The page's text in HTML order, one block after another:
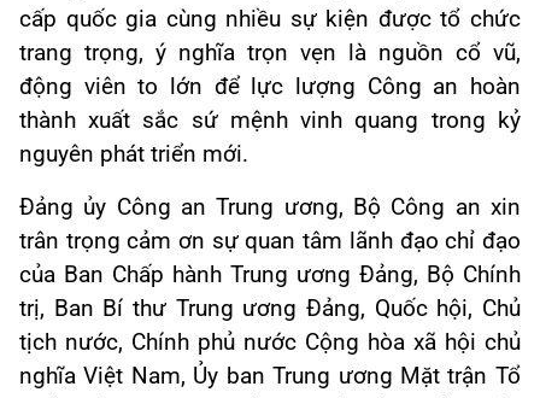
cấp quốc gia cùng nhiều sự kiện được tổ chức
trang trọng, ý nghĩa trọn vẹn là nguồn cổ vũ,
động viên to lớn để lực lượng Công an hoàn
thành xuất sắc sứ mệnh vinh quang trong kỷ
nguyên phát triển mới.
Đảng ủy Công an Trung ương, Bộ Công an xin
trân trọng cảm ơn sự quan tâm lãnh đạo chỉ đạo
của Ban Chấp hành Trung ương Đảng, Bộ Chính
trị, Ban Bí thư Trung ương Đảng, Quốc hội, Chủ
tịch nước, Chính phủ nước Cộng hòa xã hội chủ
nghĩa Việt Nam, Ủy ban Trung ương Mặt trận Tổ